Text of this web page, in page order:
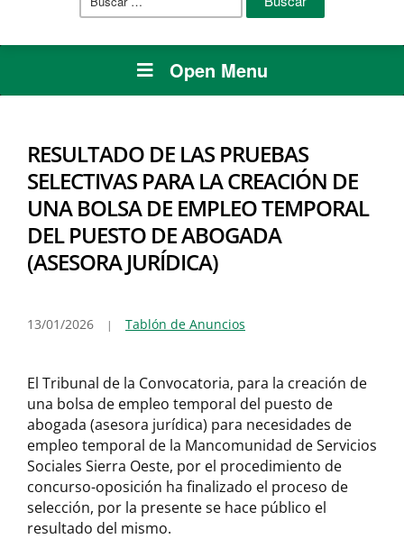
Open Menu
RESULTADO DE LAS PRUEBAS
SELECTIVAS PARA LA CREACIÓN DE
UNA BOLSA DE EMPLEO TEMPORAL
DEL PUESTO DE ABOGADA
(ASESORA JURÍDICA)
13/01/2026 Tablón de Anuncios
El Tribunal de la Convocatoria, para la creación de
una bolsa de empleo temporal del puesto de
abogada (asesora jurídica) para necesidades de
empleo temporal de la Mancomunidad de Servicios
Sociales Sierra Oeste, por el procedimiento de
concurso-oposición ha finalizado el proceso de
selección, por la presente se hace público el
resultado del mismo.